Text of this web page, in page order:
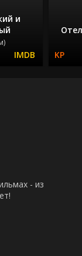
и
- из